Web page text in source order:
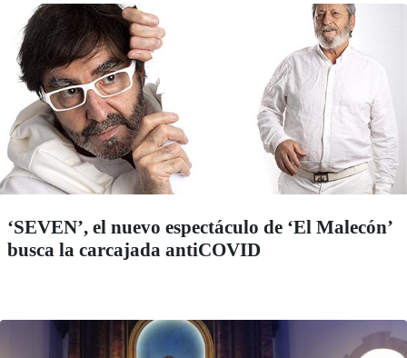
‘SEVEN’, el nuevo espectáculo de ‘El Malecón’
busca la carcajada antiCOVID